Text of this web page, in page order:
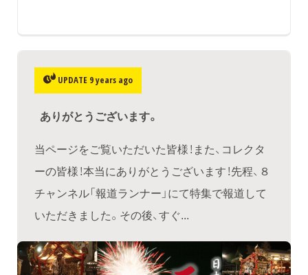
UPDATE 9 years ago
ありがとうございます。
当ページをご覧いただいた皆様！また、コレクタ
ーの皆様！本当にありがとうございます！先程、８
チャンネル「報道ランナー」にて特集で報道して
いただきました。その後、すぐ...